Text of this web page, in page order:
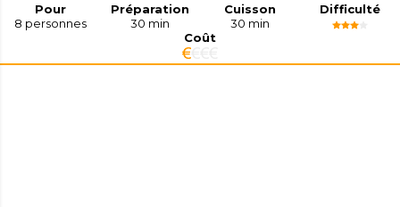
Pour
8 personnes
Préparation
30 min
Cuisson
30 min
Difficulté
Coût